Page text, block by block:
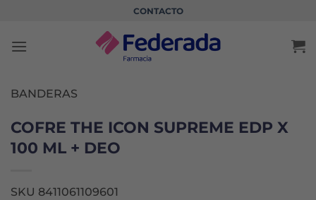
contenido
CONTACTO
BANDERAS
COFRE THE ICON SUPREME EDP X
100 ML + DEO
SKU 8411061109601